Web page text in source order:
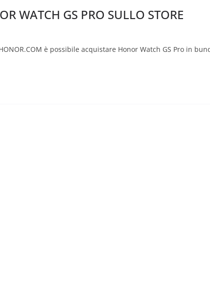
WATCH GS PRO SULLO STORE
è possibile acquistare Honor Watch GS Pro in